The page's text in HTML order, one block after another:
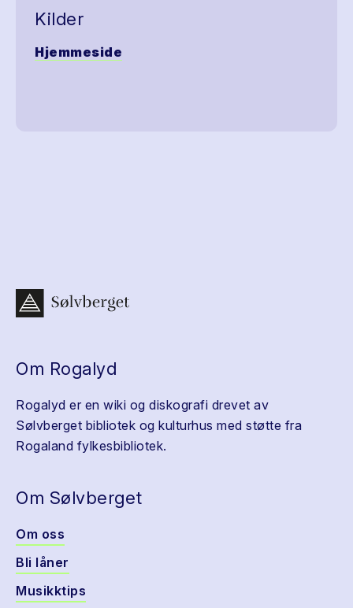
Kilder
Hjemmeside
Om Rogalyd
Rogalyd er en wiki og diskografi drevet av
Sølvberget bibliotek og kulturhus med støtte fra
Rogaland fylkesbibliotek.
Om Sølvberget
Om oss
Bli låner
Musikktips